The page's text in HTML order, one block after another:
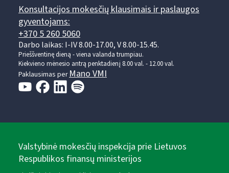
Konsultacijos mokesčių klausimais ir paslaugos
gyventojams:
+370 5 260 5060
Darbo laikas: I-IV 8.00-17.00, V 8.00-15.45.
Prieššventinę dieną - viena valanda trumpiau.
Kiekvieno mėnesio antrą penktadienį 8.00 val. - 12.00 val.
Paklausimas per Mano VMI
Valstybinė mokesčių inspekcija prie Lietuvos
Respublikos finansų ministerijos